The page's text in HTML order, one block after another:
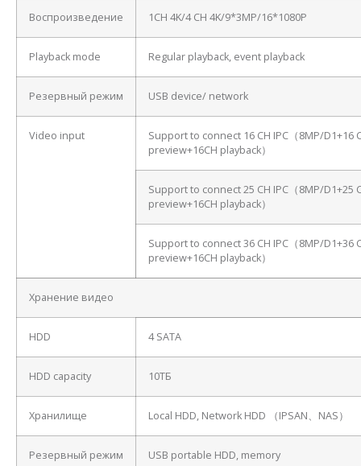
Воспроизведение 1CH 4K/4 CH 4K/9*3MP/16*1080P
Playback mode Regular playback, event playback
Резервный режим USB device/ network
Video input
Support to connect 16 CH IPC（8MP/D1+16
preview+16CH playback）
Support to connect 25 CH IPC（8MP/D1+25
preview+16CH playback）
Support to connect 36 CH IPC（8MP/D1+36
preview+16CH playback）
Хранение видео
HDD 4 SATA
HDD capacity 10ТБ
Хранилище Local HDD, Network HDD （IPSAN、NAS）
Резервный режим USB portable HDD, memory